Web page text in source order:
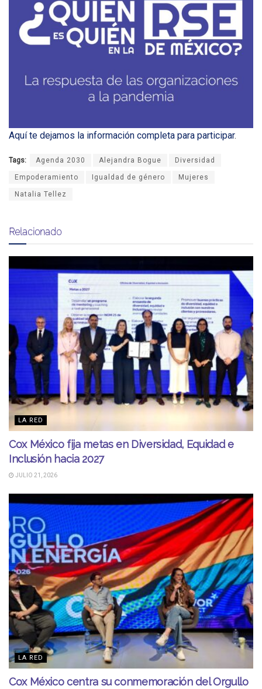
Aquí te dejamos la información completa para participar.
Tags: Agenda 2030 Alejandra Bogue Diversidad
Empoderamiento Igualdad de género Mujeres
Natalia Tellez
Relacionado
LA RED
Cox México fija metas en Diversidad, Equidad e
Inclusión hacia 2027
JULIO 21, 2026
LA RED
Cox México centra su conmemoración del Orgullo